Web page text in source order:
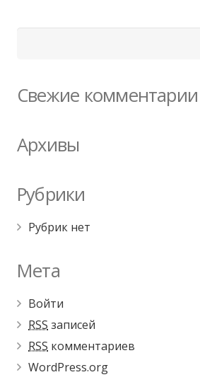
Свежие комментарии
Архивы
Рубрики
Рубрик нет
Мета
Войти
RSS записей
RSS комментариев
WordPress.org